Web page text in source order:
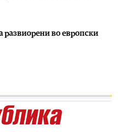
во европски
помалку иднина:
до училишните